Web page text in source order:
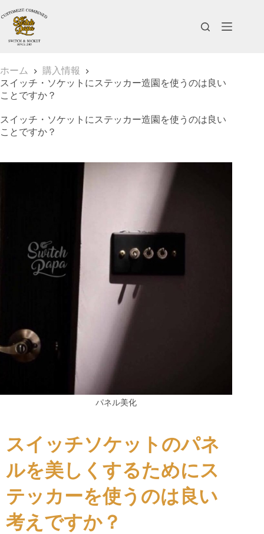
ホーム
購入情報
スイッチ・ソケットにステッカー造園を使うのは良い
ことですか？
スイッチ・ソケットにステッカー造園を使うのは良い
ことですか？
パネル美化
スイッチソケットのパネ
ルを美しくするためにス
テッカーを使うのは良い
考えですか？